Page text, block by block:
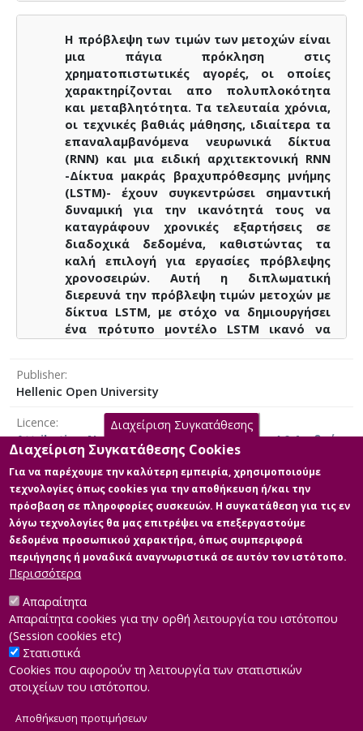
In addition, the effectiveness of technical
indicators as additional features is
evaluated. From Open, High, Low, and Close
(OHLC) values of Amazon and for the period
1997-2024, the Relative Strength Index (RSI),
Bollinger Bands, and Moving Average
Convergence Divergence (MACD) is
calculated and used as input features for
the LSTM model. The performance of the
different data frames is compared with the
RMSE metric.
This study demonstrates the potential of
combining technical indicators with
historical adjusted close prices as features
for LSTM neural networks as a tool for
relatively accurate short term stock price
prediction.
Η πρόβλεψη των τιμών των μετοχών είναι
μια πάγια πρόκληση στις
χρηματοπιστωτικές αγορές, οι οποίες
χαρακτηρίζονται απο πολυπλοκότητα
και μεταβλητότητα. Τα τελευταία χρόνια,
οι τεχνικές βαθιάς μάθησης, ιδιαίτερα τα
επαναλαμβανόμενα νευρωνικά δίκτυα
(RNN) και μια ειδική αρχιτεκτονική RNN
-Δίκτυα μακράς βραχυπρόθεσμης μνήμης
(LSTM)- έχουν συγκεντρώσει σημαντική
δυναμική για την ικανότητά τους να
καταγράφουν χρονικές εξαρτήσεις σε
διαδοχικά δεδομένα, καθιστώντας τα
καλή επιλογή για εργασίες πρόβλεψης
χρονοσειρών. Αυτή η διπλωματική
διερευνά την πρόβλεψη τιμών μετοχών με
δίκτυα LSTM, με στόχο να δημιουργήσει
ένα πρότυπο μοντέλο LSTM ικανό να
τίτλου από ιστορικά δεδομένα. Τα
πειράματα διεξάγονται χρησιμοποιώντας
ιστορικές τιμές "Προσαρμοσμένης Τιμής
Κλεισίματος" της Amazon και της Tesla
αντίστοιχα.
Επιπλέον, αξιολογείται η
αποτελεσματικότητα των τεχνικών
δεικτών ως πρόσθετων χαρακτηριστικών.
Από τις τιμές Open, High, Low, and Close
(OHLC) για το Amazon και για την περίοδο
1997-2024, ο Δείκτης Σχετικής Ισχύος (RSI),
οι ζώνες Bollinger και η Κιούμενη Μέση
Απόκλιση Σύγκλισης (MACD)
υπολογίζονται και χρησιμοποιούνται ως
χαρακτηριστικά εισόδου για το μοντέλο
LSTM.
Η απόδοση των διαφορετικών
συνδυασμών εισόδου στο μοντέλο
συγκρίνεται με την μέτρηση της μέσης
Publisher
Hellenic Open University
Licence
Attribution-NonCommercial-NoDerivatives 4.0 Διεθνές
Main Files
Full text
Description: Kagkelari_E_thesis_MBA
Developed byINTEROPTICS
Διαχείριση Συγκατάθεσης
Διαχείριση Συγκατάθεσης Cookies
Για να παρέχουμε την καλύτερη εμπειρία, χρησιμοποιούμε
τεχνολογίες όπως cookies για την αποθήκευση ή/και την
πρόσβαση σε πληροφορίες συσκευών. Η συγκατάθεση για τις εν
λόγω τεχνολογίες θα μας επιτρέψει να επεξεργαστούμε
δεδομένα προσωπικού χαρακτήρα, όπως συμπεριφορά
περιήγησης ή μοναδικά αναγνωριστικά σε αυτόν τον ιστότοπο.
Περισσότερα
Απαραίτητα
Απαραίτητα cookies για την ορθή λειτουργία του ιστότοπου
(Session cookies etc)
Στατιστικά
Cookies που αφορούν τη λειτουργία των στατιστικών
στοιχείων του ιστότοπου.
Αποθήκευση προτιμήσεων